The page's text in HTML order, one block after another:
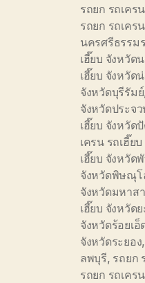
รถยก รถเคร
รถยก รถเคร
นครศรีธรรม
เฮี๊ยบ จังหวัด
เฮี๊ยบ จังหวัด
จังหวัดบุรีรัมย์
จังหวัดประจ
เฮี๊ยบ จังหวัด
เครน รถเฮี๊ย
เฮี๊ยบ จังหวัด
จังหวัดพิษณุโ
จังหวัดมหาส
เฮี๊ยบ จังหวัด
จังหวัดร้อยเอ็
จังหวัดระยอง,
ลพบุรี, รถยก
รถยก รถเคร